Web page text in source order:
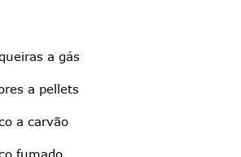
a gás
a pellets
a carvão
fumado